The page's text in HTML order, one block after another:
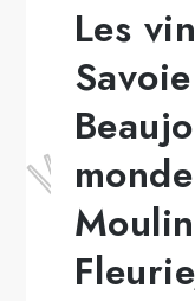
Les